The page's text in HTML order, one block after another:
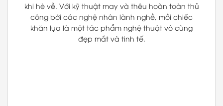
khi hè về. Với kỹ thuật may và thêu hoàn toàn thủ
công bởi các nghệ nhân lành nghề, mỗi chiếc
khăn lụa là một tác phẩm nghệ thuật vô cùng
đẹp mắt và tinh tế.